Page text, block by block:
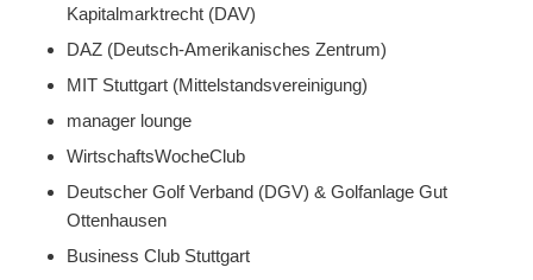
Kapitalmarktrecht (DAV)
DAZ (Deutsch-Amerikanisches Zentrum)
MIT Stuttgart (Mittelstandsvereinigung)
manager lounge
WirtschaftsWocheClub
Deutscher Golf Verband (DGV) & Golfanlage Gut
Ottenhausen
Business Club Stuttgart